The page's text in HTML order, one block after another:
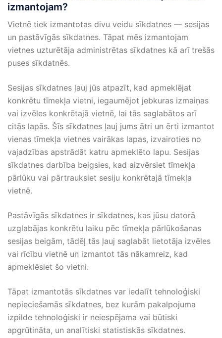
izmantojam?
Vietnē tiek izmantotas divu veidu sīkdatnes — sesijas
un pastāvīgās sīkdatnes. Tāpat mēs izmantojam
vietnes uzturētāja administrētas sīkdatnes kā arī trešās
puses sīkdatnēs.
Sesijas sīkdatnes ļauj jūs atpazīt, kad apmeklējat
konkrētu tīmekļa vietni, iegaumējot jebkuras izmaiņas
vai izvēles konkrētajā vietnē, lai tās saglabātos arī
citās lapās. Šīs sīkdatnes ļauj jums ātri un ērti izmantot
vienas tīmekļa vietnes vairākas lapas, izvairoties no
vajadzības apstrādāt katru apmeklēto lapu. Sesijas
sīkdatnes darbība beigsies, kad aizvērsiet tīmekļa
pārlūku vai pārtrauksiet sesiju konkrētajā tīmekļa
vietnē.
Pastāvīgās sīkdatnes ir sīkdatnes, kas jūsu datorā
uzglabājas konkrētu laiku pēc tīmekļa pārlūkošanas
sesijas beigām, tādēļ tās ļauj saglabāt lietotāja izvēles
vai rīcību vietnē un izmantot tās nākamreiz, kad
apmeklēsiet šo vietni.
Tāpat izmantotās sīkdatnes var iedalīt tehnoloģiski
nepieciešamās sīkdatnes, bez kurām pakalpojuma
izpilde tehnoloģiski ir neiespējama vai būtiski
apgrūtināta, un analītiski statistiskās sīkdatnes.